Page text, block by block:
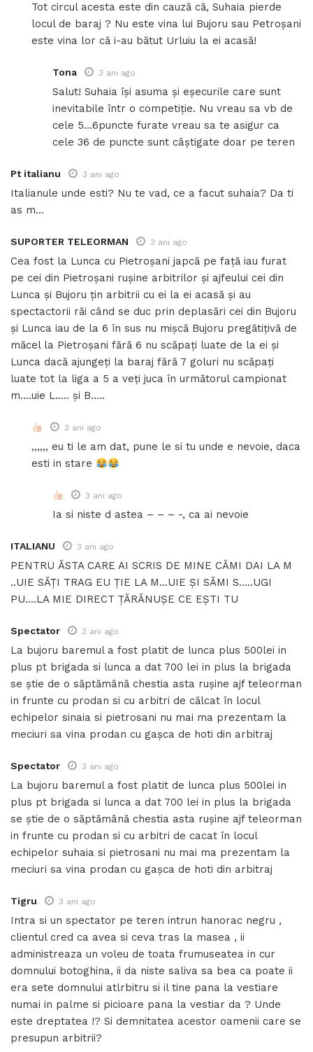
Tot circul acesta este din cauză că, Suhaia pierde
locul de baraj ? Nu este vina lui Bujoru sau Petroșani
este vina lor că i-au bătut Urluiu la ei acasă!
Tona 3 ani ago
Salut! Suhaia își asuma și eșecurile care sunt
inevitabile într o competiție. Nu vreau sa vb de
cele 5…6puncte furate vreau sa te asigur ca
cele 36 de puncte sunt câștigate doar pe teren
Pt italianu 3 ani ago
Italianule unde esti? Nu te vad, ce a facut suhaia? Da ti
as m…
SUPORTER TELEORMAN 3 ani ago
Cea fost la Lunca cu Pietroșani japcă pe față iau furat
pe cei din Pietroșani rușine arbitrilor și ajfeului cei din
Lunca și Bujoru țin arbitrii cu ei la ei acasă și au
spectactorii răi când se duc prin deplasări cei din Bujoru
și Lunca iau de la 6 în sus nu mișcă Bujoru pregătițivă de
măcel la Pietroșani fără 6 nu scăpați luate de la ei și
Lunca dacă ajungeți la baraj fără 7 goluri nu scăpați
luate tot la liga a 5 a veți juca în următorul campionat
m….uie L….. și B…..
3 ani ago
,,,,,, eu ti le am dat, pune le si tu unde e nevoie, daca
esti in stare
3 ani ago
Ia si niste d astea – – – -, ca ai nevoie
ITALIANU 3 ani ago
PENTRU ĂSTA CARE AI SCRIS DE MINE CĂMI DAI LA M
..UIE SĂȚI TRAG EU ȚIE LA M…UIE ȘI SĂMI S…..UGI
PU….LA MIE DIRECT ȚĂRĂNUȘE CE EȘTI TU
Spectator 3 ani ago
La bujoru baremul a fost platit de lunca plus 500lei in
plus pt brigada si lunca a dat 700 lei in plus la brigada
se știe de o săptămână chestia asta rușine ajf teleorman
in frunte cu prodan si cu arbitri de călcat în locul
echipelor sinaia si pietrosani nu mai ma prezentam la
meciuri sa vina prodan cu gașca de hoti din arbitraj
Spectator 3 ani ago
La bujoru baremul a fost platit de lunca plus 500lei in
plus pt brigada si lunca a dat 700 lei in plus la brigada
se știe de o săptămână chestia asta rușine ajf teleorman
in frunte cu prodan si cu arbitri de cacat în locul
echipelor suhaia si pietrosani nu mai ma prezentam la
meciuri sa vina prodan cu gașca de hoti din arbitraj
Tigru 3 ani ago
Intra si un spectator pe teren intrun hanorac negru ,
clientul cred ca avea si ceva tras la masea , ii
administreaza un voleu de toata frumuseatea in cur
domnului botoghina, ii da niste saliva sa bea ca poate ii
era sete domnului atlrbitru si il tine pana la vestiare
numai in palme si picioare pana la vestiar da ? Unde
este dreptatea !? Si demnitatea acestor oamenii care se
presupun arbitrii?